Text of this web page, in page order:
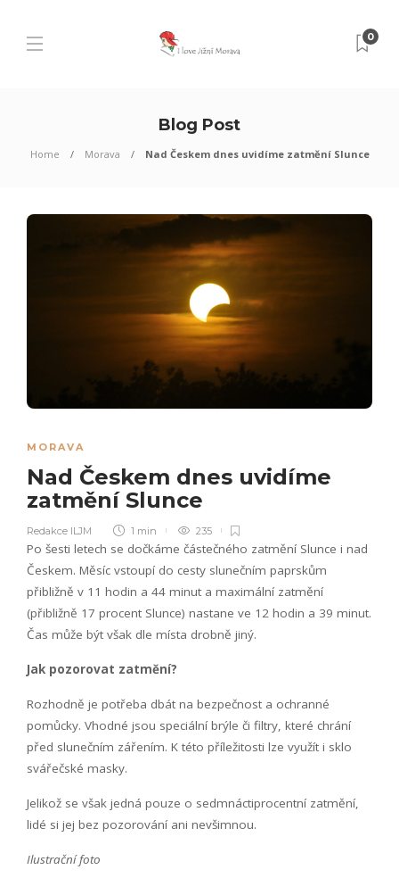
0
Blog Post
Home Morava Nad Českem dnes uvidíme zatmění Slunce
MORAVA
Nad Českem dnes uvidíme
zatmění Slunce
Redakce ILJM 1 min 235
Po šesti letech se dočkáme částečného zatmění Slunce i nad
Českem. Měsíc vstoupí do cesty slunečním paprskům
přibližně v 11 hodin a 44 minut a maximální zatmění
(přibližně 17 procent Slunce) nastane ve 12 hodin a 39 minut.
Čas může být však dle místa drobně jiný.
Jak pozorovat zatmění?
Rozhodně je potřeba dbát na bezpečnost a ochranné
pomůcky. Vhodné jsou speciální brýle či filtry, které chrání
před slunečním zářením. K této příležitosti lze využít i sklo
svářečské masky.
Jelikož se však jedná pouze o sedmnáctiprocentní zatmění,
lidé si jej bez pozorování ani nevšimnou.
Ilustrační foto